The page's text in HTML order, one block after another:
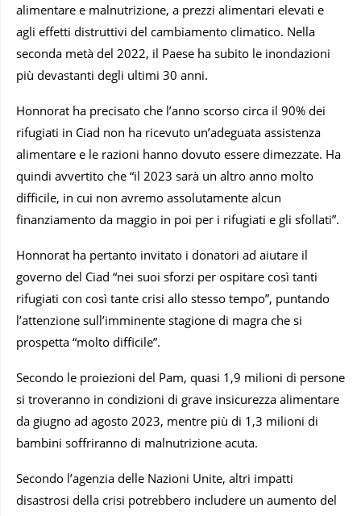
alimentare e malnutrizione, a prezzi alimentari elevati e
agli effetti distruttivi del cambiamento climatico. Nella
seconda metà del 2022, il Paese ha subito le inondazioni
più devastanti degli ultimi 30 anni.
Honnorat ha precisato che l’anno scorso circa il 90% dei
rifugiati in Ciad non ha ricevuto un’adeguata assistenza
alimentare e le razioni hanno dovuto essere dimezzate. Ha
quindi avvertito che “il 2023 sarà un altro anno molto
difficile, in cui non avremo assolutamente alcun
finanziamento da maggio in poi per i rifugiati e gli sfollati”.
Honnorat ha pertanto invitato i donatori ad aiutare il
governo del Ciad “nei suoi sforzi per ospitare così tanti
rifugiati con così tante crisi allo stesso tempo”, puntando
l’attenzione sull’imminente stagione di magra che si
prospetta “molto difficile”.
Secondo le proiezioni del Pam, quasi 1,9 milioni di persone
si troveranno in condizioni di grave insicurezza alimentare
da giugno ad agosto 2023, mentre più di 1,3 milioni di
bambini soffriranno di malnutrizione acuta.
Secondo l’agenzia delle Nazioni Unite, altri impatti
disastrosi della crisi potrebbero includere un aumento del